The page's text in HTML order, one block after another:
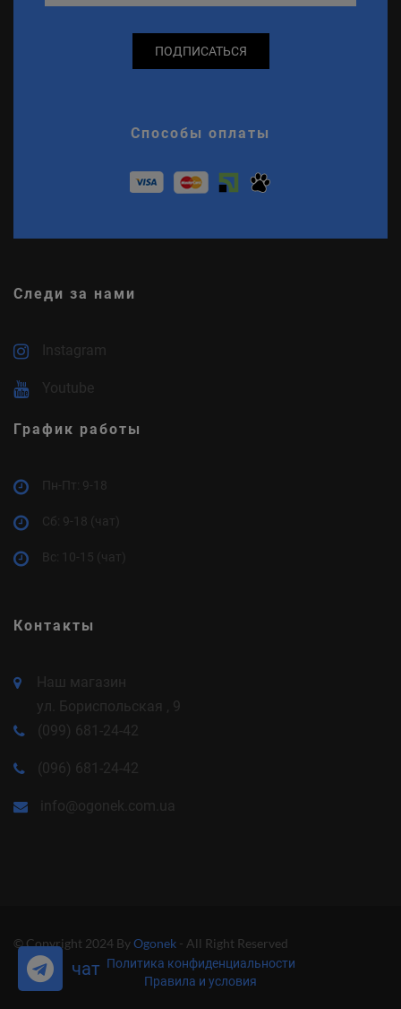
чат
ПОДПИСАТЬСЯ
Способы оплаты
Следи за нами
Instagram
Youtube
График работы
Пн-Пт: 9-18
Cб: 9-18 (чат)
Вс: 10-15 (чат)
Контакты
Наш магазин
ул. Бориспольская , 9
(099) 681-24-42
(096) 681-24-42
info@ogonek.com.ua
© Copyright 2024 ByOgonek - All Right Reserved
Политика конфиденциальности
Правила и условия